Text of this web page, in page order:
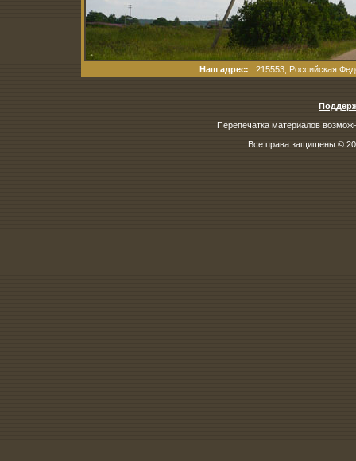
Наш адрес: 215553, Российская
Перепечатка материалов
Все права защищены ©